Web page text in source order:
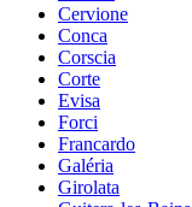
Cervione
Conca
Corscia
Corte
Evisa
Forci
Francardo
Galéria
Girolata